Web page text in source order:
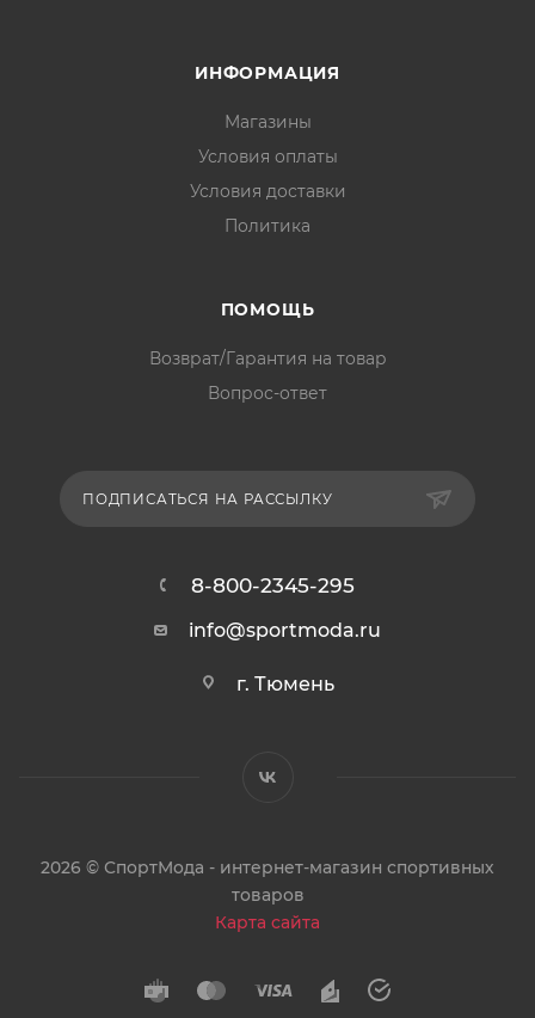
ИНФОРМАЦИЯ
Магазины
Условия оплаты
Условия доставки
Политика
ПОМОЩЬ
Возврат/Гарантия на товар
Вопрос-ответ
ПОДПИСАТЬСЯ НА РАССЫЛКУ
8-800-2345-295
info@sportmoda.ru
г. Тюмень
2026 © СпортМода - интернет-магазин спортивных
товаров
Карта сайта